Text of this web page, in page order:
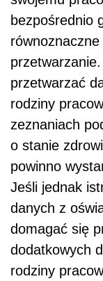
bezpośrednio
przetwarzać
rodziny
zeznaniach
o stanie
powinno
Jeśli jednak
danych z
domagać się
dodatkowych
rodziny